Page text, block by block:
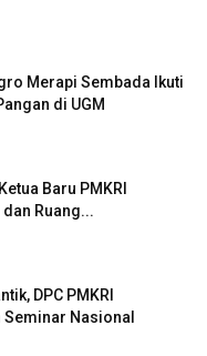
Merapi Sembada Ikuti
di UGM
Baru PMKRI
Ruang...
DPC PMKRI
Nasional